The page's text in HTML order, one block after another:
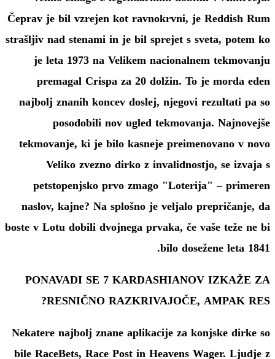
Čeprav je bil vzrejen kot ravnokrvni, je Reddish Rum
strašljiv nad stenami in je bil sprejet s sveta, potem ko
je leta 1973 na Velikem nacionalnem tekmovanju
premagal Crispa za 20 dolžin. To je morda eden
najbolj znanih koncev doslej, njegovi rezultati pa so
posodobili nov ugled tekmovanja. Najnovejše
tekmovanje, ki je bilo kasneje preimenovano v novo
Veliko zvezno dirko z invalidnostjo, se izvaja s
petstopenjsko prvo zmago "Loterija" – primeren
naslov, kajne? Na splošno je veljalo prepričanje, da
boste v Lotu dobili dvojnega prvaka, če vaše teže ne bi
bilo dosežene leta 1841.
PONAVADI SE 7 KARDASHIANOV IZKAŽE ZA
RESNIČNO RAZKRIVAJOČE, AMPAK RES?
Nekatere najbolj znane aplikacije za konjske dirke so
bile RaceBets, Race Post in Heavens Wager. Ljudje z